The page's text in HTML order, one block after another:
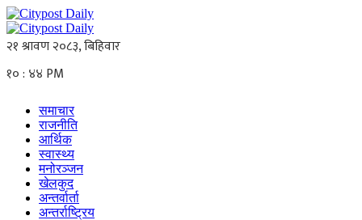
समाचार
राजनीति
आर्थिक
स्वास्थ्य
मनोरञ्जन
खेलकुद
अन्तर्वार्ता
अन्तर्राष्ट्रिय